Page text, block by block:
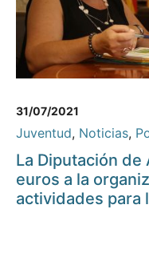
31/07/2021
Juventud, Noticias,
La Diputación
euros a la
actividades para